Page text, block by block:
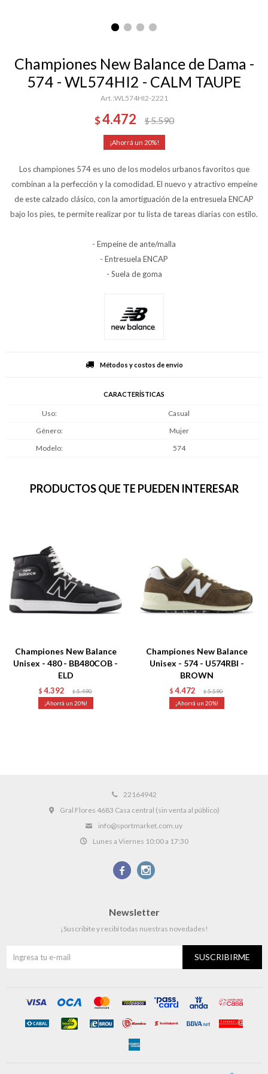
Championes New Balance de Dama -
574 - WL574HI2 - CALM TAUPE
WL574HI2-2221
$4.472 $5.590
20
Los championes 574 es uno de los modelos urbanos favoritos que
combinan a la perfección y la comodidad. El nuevo y atractivo empeine
de este calzado clásico, con la amortiguación de la entresuela ENCAP
bajo los pies, te permite realizar por tu lista de tareas diarias con estilo.
- Empeine de ante/malla
- Entresuela ENCAP
- Suela de goma
Métodos y costos de envío
CARACTERÍSTICAS
Uso
Casual
Género
Mujer
Modelo
574
PRODUCTOS QUE TE PUEDEN INTERESAR
Championes New Balance
Unisex - 480 - BB480COB -
ELD
$ 4.392 $ 5.490
20
Championes New Balance
Unisex - 574 - U574RBI -
BROWN
$ 4.472 $ 5.590
20
22164942
Gral Flores 4683 Casa central (sin venta al público)
info@sportmarket.com.uy
Lunes a Viernes 10:00 a 17:30
 
Newsletter
¡Suscribite y recibí todas nuestras novedades!
SUSCRIBIRME